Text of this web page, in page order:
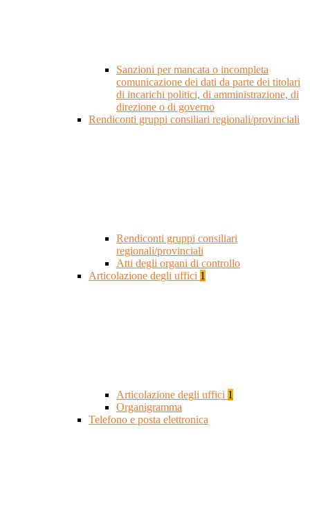
Sanzioni per mancata o incompleta
comunicazione dei dati da parte dei titolari
di incarichi politici, di amministrazione, di
direzione o di governo
Rendiconti gruppi consiliari regionali/provinciali
Rendiconti gruppi consiliari
regionali/provinciali
Atti degli organi di controllo
Articolazione degli uffici 1
Articolazione degli uffici 1
Organigramma
Telefono e posta elettronica